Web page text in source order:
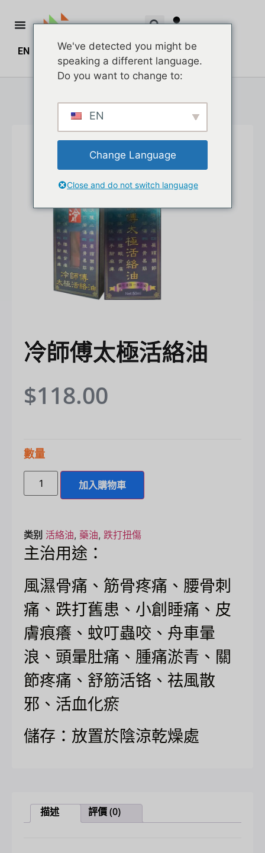
EN ZH_HK $0.00 0
冷師傅太極活絡油
$118.00
數量
加入購物車
类别 活絡油, 藥油, 跌打扭傷
主治用途：
風濕骨痛、筋骨疼痛、腰骨刺
痛、跌打舊患、小創睡痛、皮
膚痕癢、蚊叮蟲咬、舟車暈
浪、頭暈肚痛、腫痛淤青、關
節疼痛、舒筋活铬、祛風散
邪、活血化瘀
儲存：放置於陰涼乾燥處
描述 評價 (0)
We've detected you might be
speaking a different language.
Do you want to change to:
EN
Change Language
Close and do not switch language